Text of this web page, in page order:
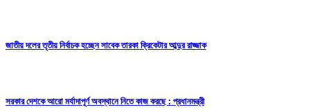
জাতীয় দলের তৃতীয় নির্বাচক হচ্ছেন সাবেক তারকা ক্রিকেটার আব্দুর রাজ্জাক
সরকার দেশকে আরো মর্যাদাপূর্ণ অবস্থানে নিতে কাজ করছে : প্রধানমন্ত্রী